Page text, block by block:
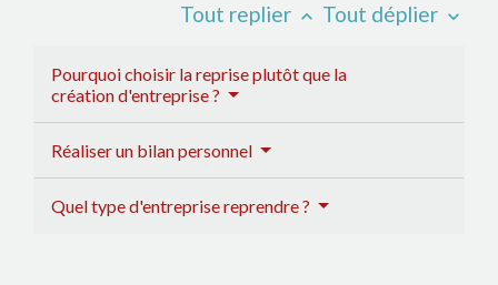
Tout replier keyboard_arrow_up Tout déplier keyboard_arrow_down
Pourquoi choisir la reprise plutôt que la
création d'entreprise ?
Réaliser un bilan personnel
Quel type d'entreprise reprendre ?